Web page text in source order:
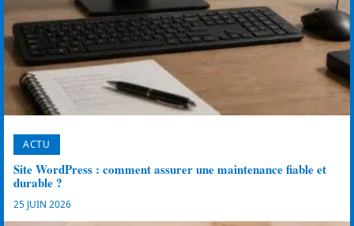
ACTU
Site WordPress : comment assurer une maintenance fiable et
durable ?
25 JUIN 2026